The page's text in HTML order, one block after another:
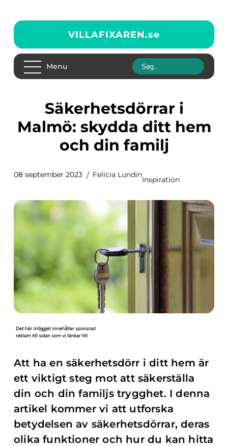
VILLAFIXAREN.se
Menu
Säkerhetsdörrar i
Malmö: skydda ditt hem
och din familj
08 september 2023 Felicia Lundin
Inspiration
Att ha en säkerhetsdörr i ditt hem är
ett viktigt steg mot att säkerställa
din och din familjs trygghet. I denna
artikel kommer vi att utforska
betydelsen av säkerhetsdörrar, deras
olika funktioner och hur du kan hitta